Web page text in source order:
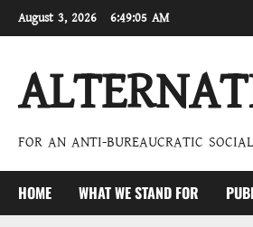
Skip
to
August 3, 2026 6:49:06 AM
FOR AN ANTI-BUREAUCRATIC
HOME WHAT WE STAND FOR